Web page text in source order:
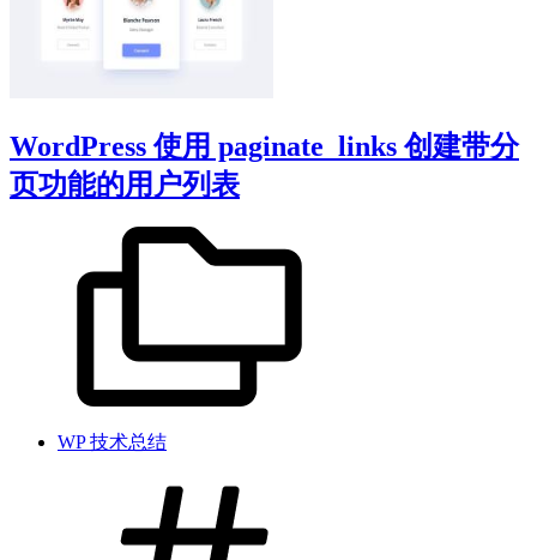
WordPress 使用 paginate_links 创建带分
页功能的用户列表
WP 技术总结